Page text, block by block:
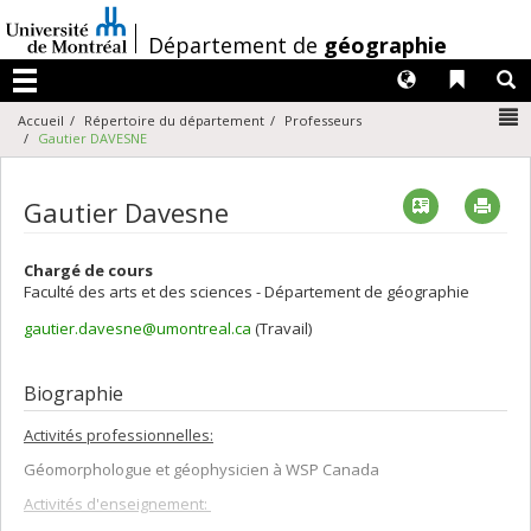
au
contenu
/Département de géographie
Menu
Liens
Langues
Accueil Répertoire du département
Professeurs
Gautier DAVESNE
Gautier Davesne Vcard
Chargé de cours
Faculté des arts et des sciences - Département de géographie
Courriels
gautier.davesne@umontreal.ca (Travail)
Biographie
Activités professionnelles:
Géomorphologue et géophysicien à WSP Canada
Activités d'enseignement: